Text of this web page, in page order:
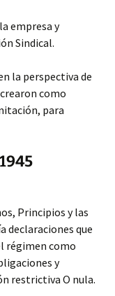
empresa y
Sindical.
la perspectiva de
como
para
Principios y las
declaraciones que
régimen como
y
restrictiva O nula.